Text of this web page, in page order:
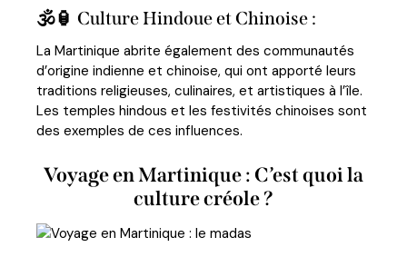
🕉️🏮 Culture Hindoue et Chinoise :
La Martinique abrite également des communautés
d’origine indienne et chinoise, qui ont apporté leurs
traditions religieuses, culinaires, et artistiques à l’île.
Les temples hindous et les festivités chinoises sont
des exemples de ces influences.
Voyage en Martinique : C’est quoi la
culture créole ?